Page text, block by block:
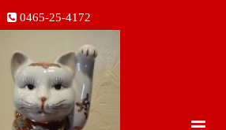
0465-25-4172